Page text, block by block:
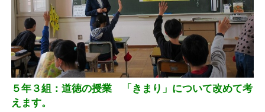
５年３組：道徳の授業 「きまり」について改めて考
えます。